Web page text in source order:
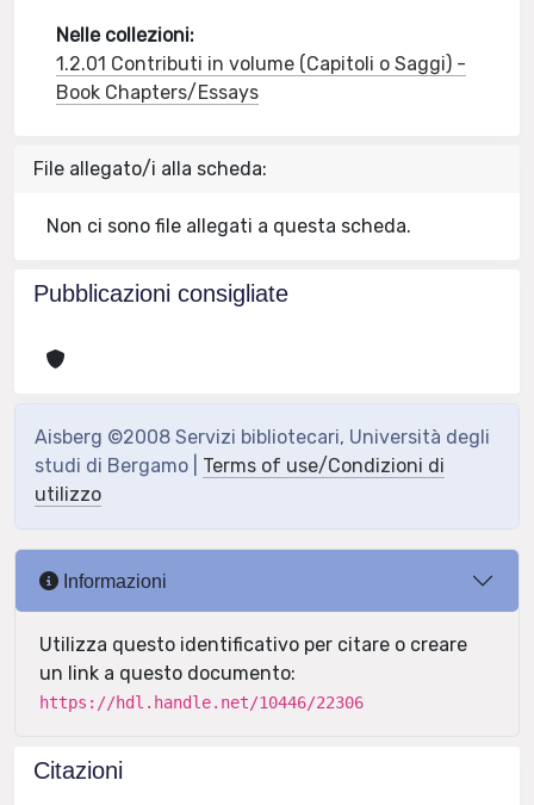
Nelle collezioni:
1.2.01 Contributi in volume (Capitoli o Saggi) -
Book Chapters/Essays
File allegato/i alla scheda:
Non ci sono file allegati a questa scheda.
Pubblicazioni consigliate
Aisberg ©2008 Servizi bibliotecari, Università degli
studi di Bergamo | Terms of use/Condizioni di
utilizzo
Informazioni
Utilizza questo identificativo per citare o creare
un link a questo documento:
https://hdl.handle.net/10446/22306
Citazioni